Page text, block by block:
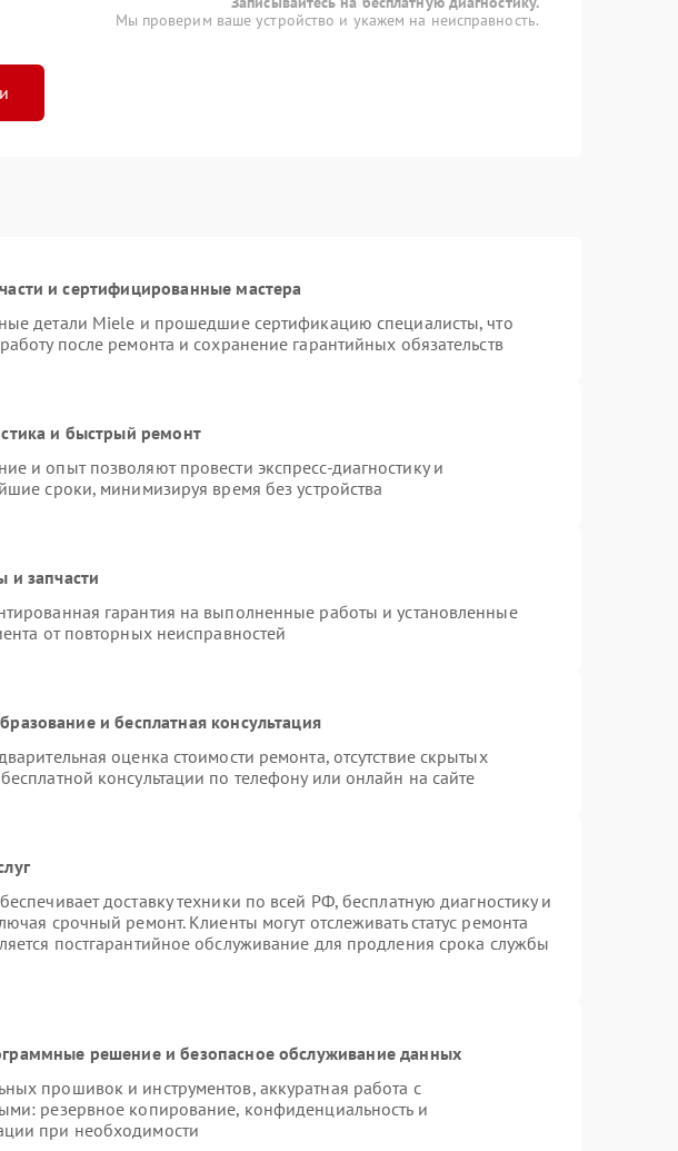
Мы проверим ваше устройство и укажем на неисправность.
и сертифицированные мастера
детали Miele и прошедшие сертификацию специалисты, что
после ремонта и сохранение гарантийных обязательств
и быстрый ремонт
и опыт позволяют провести экспресс-диагностику и
сроки, минимизируя время без устройства
и запчасти
гарантия на выполненные работы и установленные
от повторных неисправностей
и бесплатная консультация
оценка стоимости ремонта, отсутствие скрытых
консультации по телефону или онлайн на сайте
доставку техники по всей РФ, бесплатную диагностику и
срочный ремонт. Клиенты могут отслеживать статус ремонта
постгарантийное обслуживание для продления срока службы
решение и безопасное обслуживание данных
прошивок и инструментов, аккуратная работа с
резервное копирование, конфиденциальность и
при необходимости